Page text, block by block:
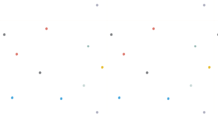
Baca selengkapnya